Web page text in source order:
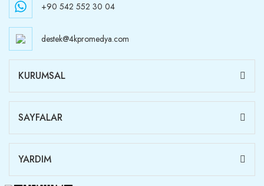
+90 542 552 30 04
destek@4kpromedya.com
KURUMSAL
SAYFALAR
YARDIM